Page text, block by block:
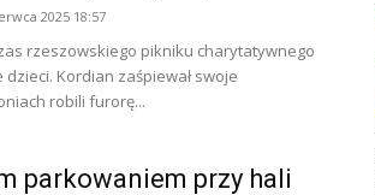
2025 18:57
rzeszowskiego pikniku charytatywnego
Kordian zaśpiewał swoje
robili furorę...
parkowaniem przy hali